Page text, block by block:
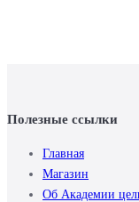
Полезные ссылки
Главная
Магазин
Об Академии